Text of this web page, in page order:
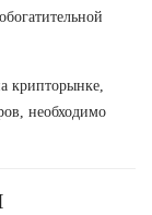
крипторынке,
необходимо